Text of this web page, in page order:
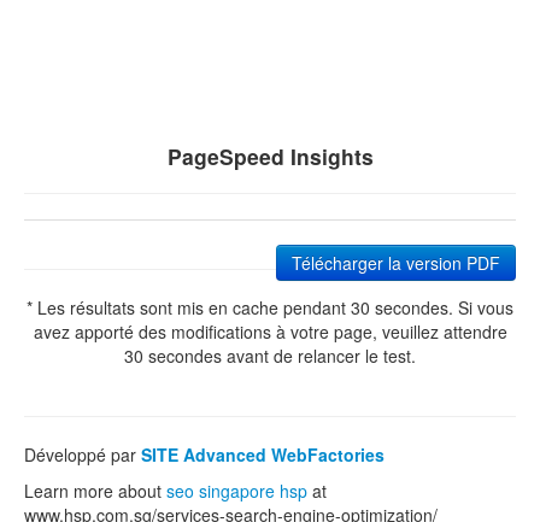
PageSpeed Insights
Télécharger la version PDF
* Les résultats sont mis en cache pendant 30 secondes. Si vous
avez apporté des modifications à votre page, veuillez attendre
30 secondes avant de relancer le test.
Développé par SITE Advanced WebFactories
Learn more about seo singapore hsp at
www.hsp.com.sg/services-search-engine-optimization/